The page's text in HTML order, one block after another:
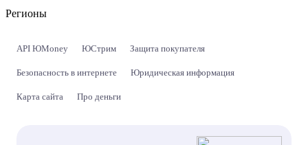
Регионы
API ЮMoney ЮСтрим Защита покупателя
Безопасность в интернете Юридическая информация
Карта сайта Про деньги